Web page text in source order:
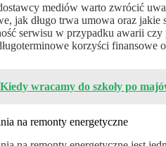
mediów warto zwrócić
jak długo trwa umowa oraz
serwisu w przypadku awarii
korzyści finansowe
Kiedy wracamy do szkoły po
na remonty energetyczne